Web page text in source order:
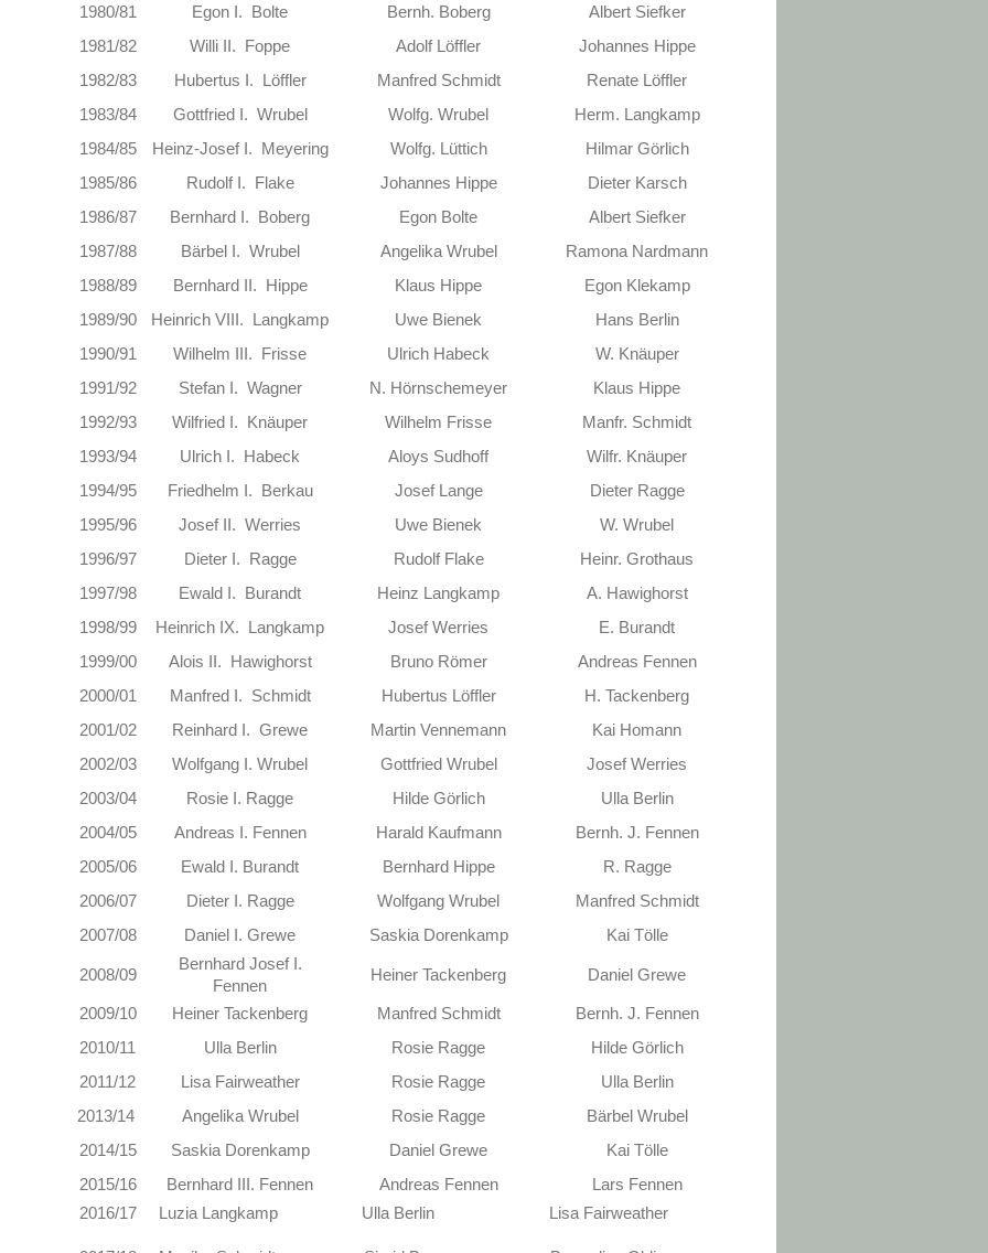
1980/81
Egon I. Bolte Bernh. Boberg
Albert Siefker
1981/82
Willi II. Foppe Adolf Löffler
Johannes Hippe
1982/83
Hubertus I. Löffler Manfred Schmidt
Renate Löffler
1983/84
Gottfried I. Wrubel Wolfg. Wrubel
Herm. Langkamp
1984/85
Heinz-Josef I. Meyering Wolfg. Lüttich
Hilmar Görlich
1985/86
Rudolf I. Flake Johannes Hippe
Dieter Karsch
1986/87
Bernhard I. Boberg Egon Bolte
Albert Siefker
1987/88
Bärbel I. Wrubel Angelika Wrubel
Ramona Nardmann
1988/89
Bernhard II. Hippe Klaus Hippe
Egon Klekamp
1989/90
Heinrich VIII. Langkamp Uwe Bienek
Hans Berlin
1990/91
Wilhelm III. Frisse Ulrich Habeck
W. Knäuper
1991/92
Stefan I. Wagner N. Hörnschemeyer
Klaus Hippe
1992/93
Wilfried I. Knäuper Wilhelm Frisse
Manfr. Schmidt
1993/94
Ulrich I. Habeck Aloys Sudhoff
Wilfr. Knäuper
1994/95
Friedhelm I. Berkau Josef Lange
Dieter Ragge
1995/96
Josef II. Werries Uwe Bienek
W. Wrubel
1996/97
Dieter I. Ragge Rudolf Flake
Heinr. Grothaus
1997/98
Ewald I. Burandt Heinz Langkamp
A. Hawighorst
1998/99
Heinrich IX. Langkamp Josef Werries
E. Burandt
1999/00
Alois II. Hawighorst Bruno Römer
Andreas Fennen
2000/01
Manfred I. Schmidt Hubertus Löffler
H. Tackenberg
2001/02
Reinhard I. Grewe Martin Vennemann
Kai Homann
2002/03
Wolfgang I. Wrubel Gottfried Wrubel
Josef Werries
2003/04
Rosie I. Ragge Hilde Görlich
Ulla Berlin
2004/05
Andreas I. Fennen Harald Kaufmann
Bernh. J. Fennen
2005/06
Ewald I. Burandt Bernhard Hippe
R. Ragge
2006/07
Dieter I. Ragge Wolfgang Wrubel
Manfred Schmidt
2007/08
Daniel I. Grewe Saskia Dorenkamp Kai Tölle
2008/09
Bernhard Josef I.
Fennen
Heiner Tackenberg Daniel Grewe
2009/10 Heiner Tackenberg Manfred Schmidt
Bernh. J. Fennen
2010/11
Ulla Berlin Rosie Ragge
Hilde Görlich
2011/12
Lisa Fairweather Rosie Ragge
Ulla Berlin
2013/14
Angelika Wrubel Rosie Ragge
Bärbel Wrubel
2014/15
Saskia Dorenkamp Daniel Grewe
Kai Tölle
2015/16
Bernhard III. Fennen Andreas Fennen
Lars Fennen
2016/17 Luzia Langkamp Ulla Berlin Lisa Fairweather